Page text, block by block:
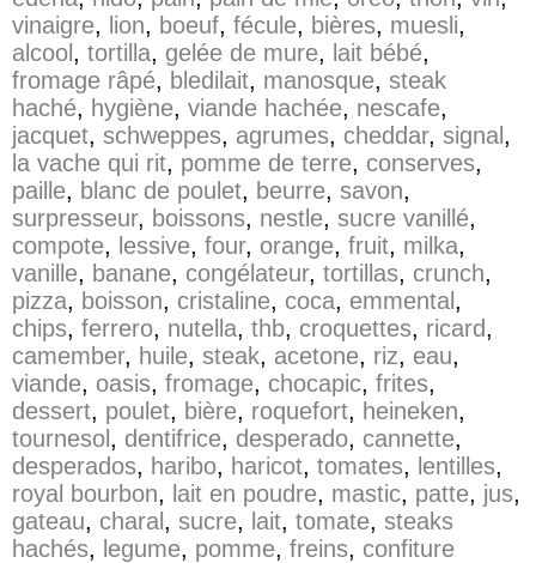
vinaigre, lion, boeuf, fécule, bières, muesli,
alcool , tortilla, gelée de mure, lait bébé,
fromage râpé, bledilait, manosque, steak
haché, hygiène, viande hachée, nescafe,
jacquet, schweppes, agrumes, cheddar, signal ,
la vache qui rit, pomme de terre, conserves,
paille, blanc de poulet, beurre, savon,
surpresseur, boissons, nestle, sucre vanillé,
compote, lessive, four, orange, fruit, milka,
vanille, banane, congélateur, tortillas, crunch,
pizza, boisson, cristaline, coca, emmental ,
chips, ferrero, nutella, thb, croquettes, ricard,
camember, huile, steak, acetone, riz, eau,
viande, oasis, fromage, chocapic, frites,
dessert, poulet, bière, roquefort, heineken,
tournesol , dentifrice, desperado, cannette,
desperados, haribo, haricot, tomates, lentilles,
royal bourbon, lait en poudre, mastic, patte, jus,
gateau, charal , sucre, lait, tomate, steaks
hachés, legume, pomme, freins, confiture